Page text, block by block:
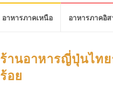
อาหารภาคเหนือ อาหารภาคอิ
ร้านอาหารญี่ปุ่นไท
ร้อย